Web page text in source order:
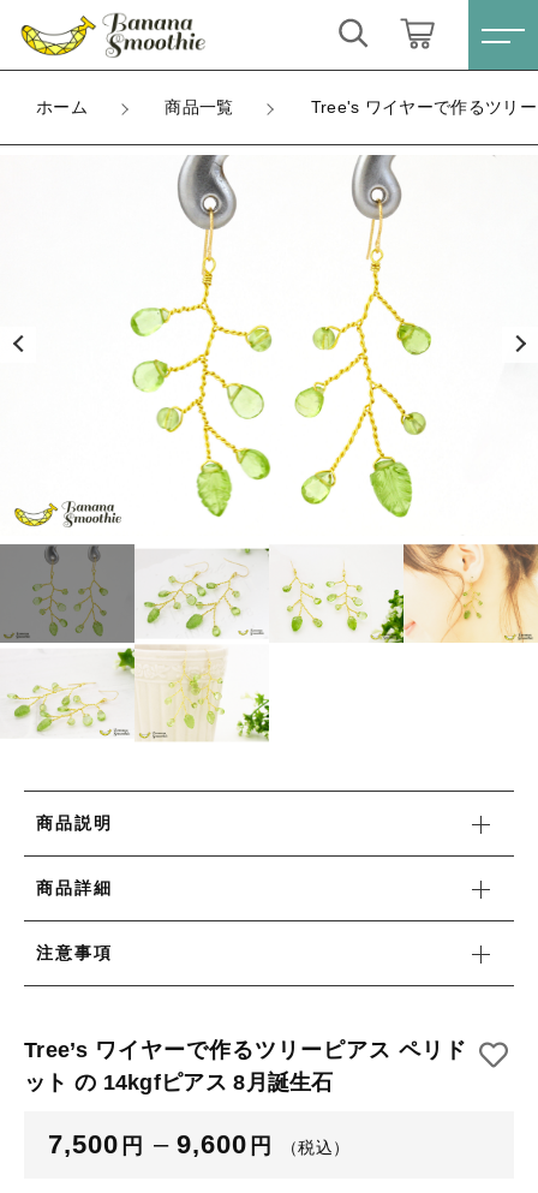
ホーム 商品一覧 Tree's ワイヤーで作るツリ
商品説明
商品詳細
注意事項
Tree’s ワイヤーで作るツリーピアス ペリド
ット の 14kgfピアス 8月誕生石
7,500 円 – 9,600 円 （税込）
カートに商品を追加しました
Tree's ワイヤーで作るツリーピアス ペリドット
の 14kgfピアス 8月誕生石
ラッピング
ショッピングを続ける
カートを確認する
ログイン / 会員登録
お気に入り
すべての商品
ブレスレット
リング
HAPPY BAG
-Stone Type-
-Color Type-
新着商品
セール
お知らせ
ブレスレット
HAPPY BAG
-Stone Type-
-Color Type-
キーワード検索
こだわり検索
その他
在庫あり セール
並び順